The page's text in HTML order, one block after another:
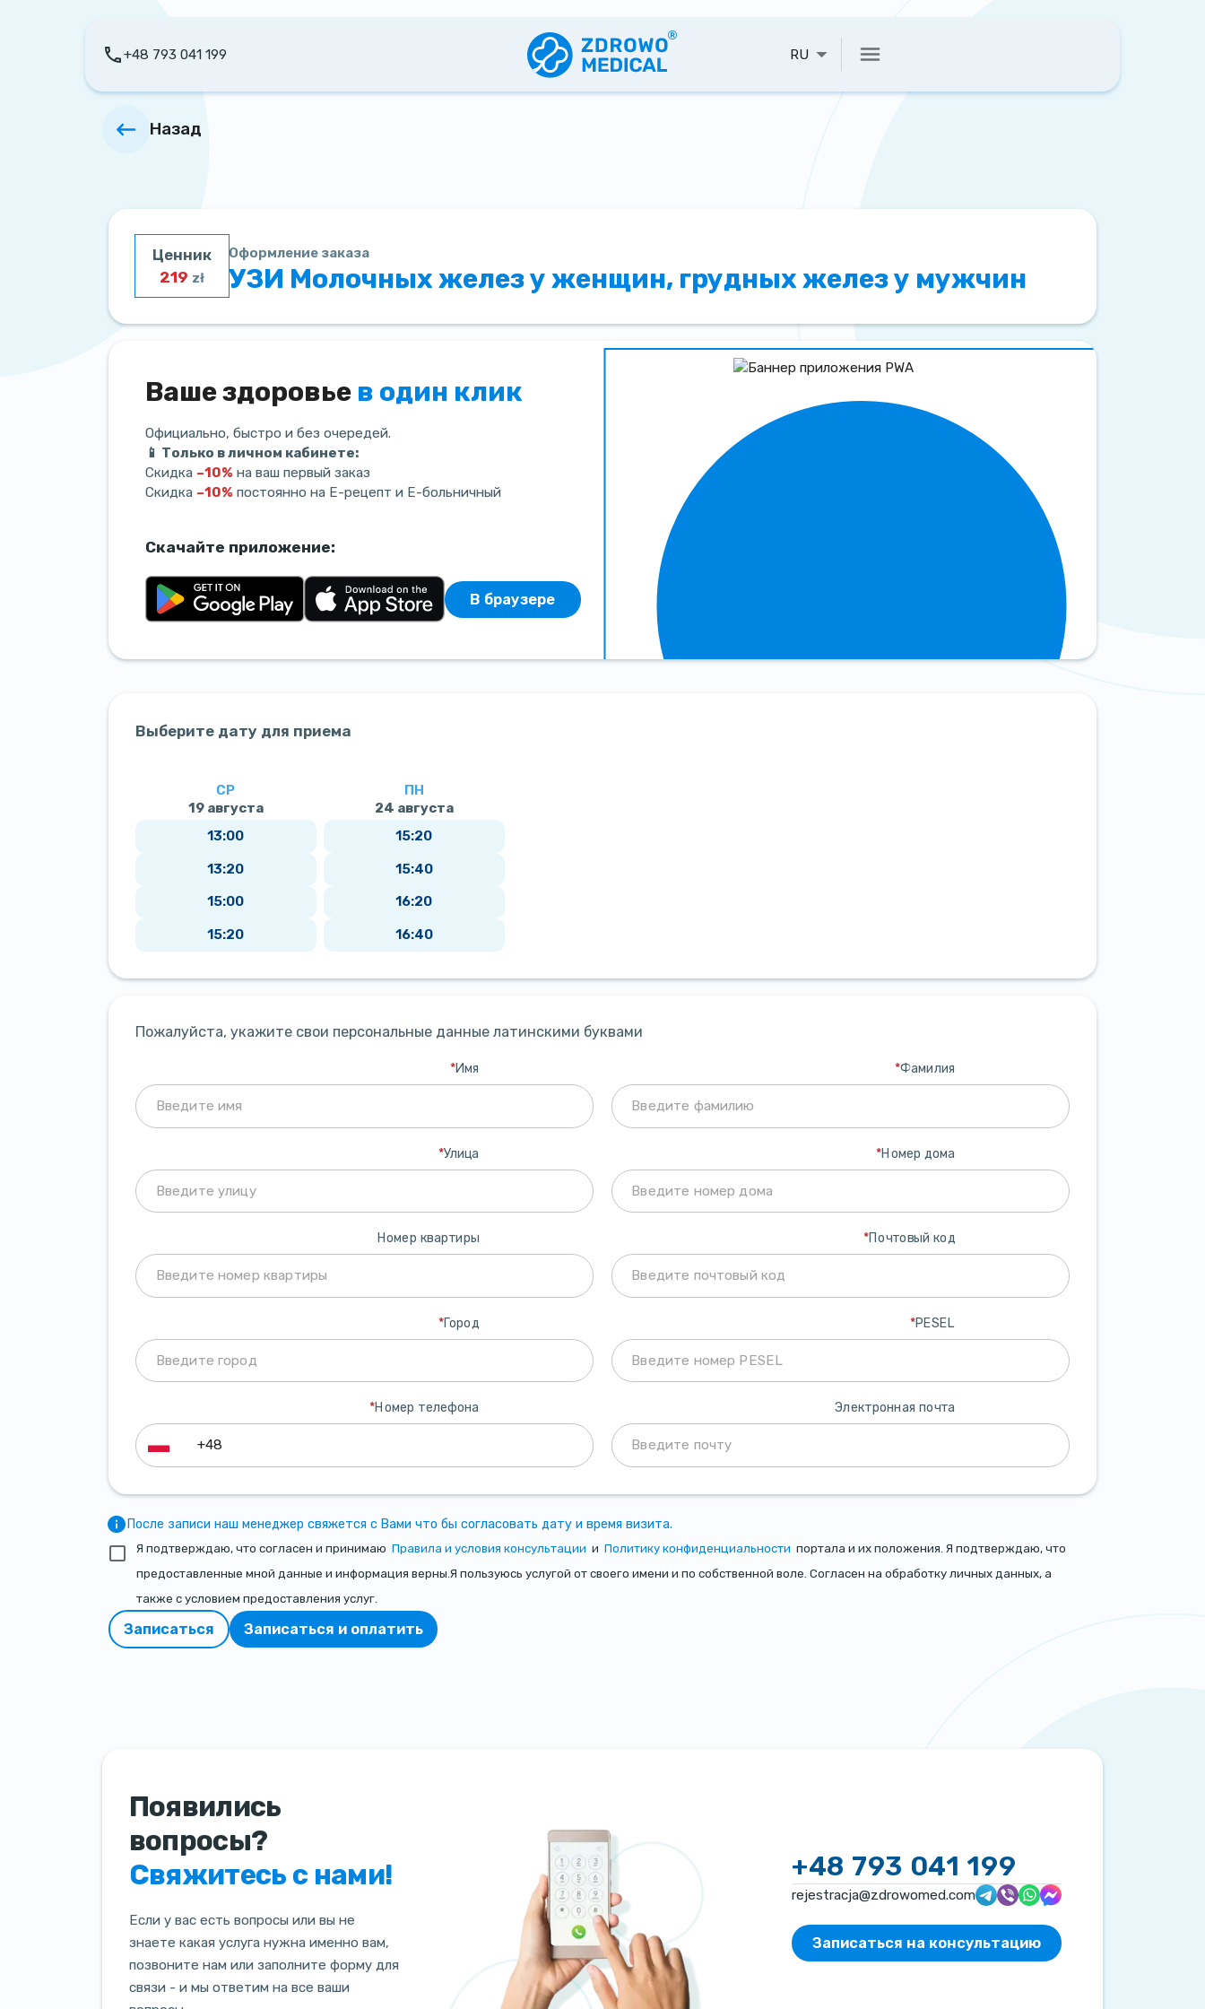
+48 793 041 199 RU
Назад
Ценник
219 zł
Оформление заказа
УЗИ Молочных желез у женщин, грудных желез у мужчин
Ваше здоровье в один клик
Официально, быстро и без очередей.
📱 Только в личном кабинете:
Скидка –10% на ваш первый заказ
Скидка –10% постоянно на Е-рецепт и Е-больничный
Скачайте приложение:
В браузере
Выберите дату для приема
СР
19 августа
13:00
13:20
15:00
15:20
ПН
24 августа
15:20
15:40
16:20
16:40
Пожалуйста, укажите свои персональные данные латинскими буквами
Имя
* Фамилия
*
Улица
* Номер дома
*
Номер квартиры Почтовый код
*
Город
* PESEL
*
Номер телефона
* Электронная почта
После записи наш менеджер свяжется с Вами что бы согласовать дату и время визита.
Я подтверждаю, что согласен и принимаю Правила и условия консультации и Политику конфиденциальности портала и их положения. Я подтверждаю, что
предоставленные мной данные и информация верны.Я пользуюсь услугой от своего имени и по собственной воле. Согласен на обработку личных данных, а
также с условием предоставления услуг.
Записаться Записаться и оплатить
Появились
вопросы?
Свяжитесь с нами!
Если у вас есть вопросы или вы не
знаете какая услуга нужна именно вам,
позвоните нам или заполните форму для
связи - и мы ответим на все ваши
+48 793 041 199
rejestracja@zdrowomed.com
Записаться на консультацию